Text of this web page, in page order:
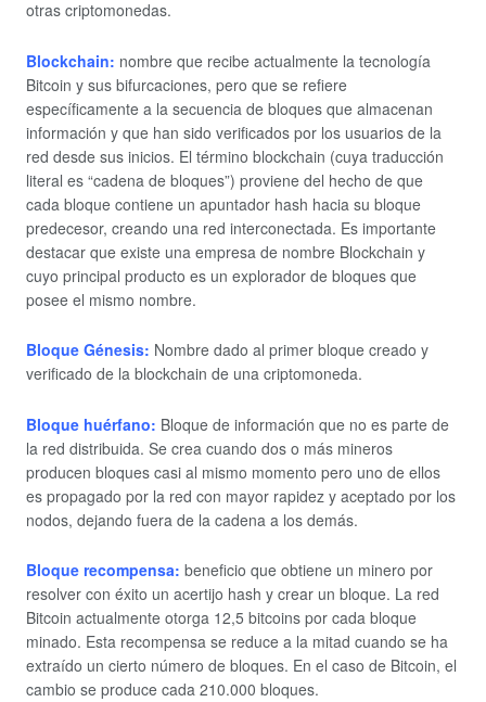
otras criptomonedas.
Blockchain: nombre que recibe actualmente la tecnología
Bitcoin y sus bifurcaciones, pero que se refiere
específicamente a la secuencia de bloques que almacenan
información y que han sido verificados por los usuarios de la
red desde sus inicios. El término blockchain (cuya traducción
literal es “cadena de bloques”) proviene del hecho de que
cada bloque contiene un apuntador hash hacia su bloque
predecesor, creando una red interconectada. Es importante
destacar que existe una empresa de nombre Blockchain y
cuyo principal producto es un explorador de bloques que
posee el mismo nombre.
Bloque Génesis: Nombre dado al primer bloque creado y
verificado de la blockchain de una criptomoneda.
Bloque huérfano: Bloque de información que no es parte de
la red distribuida. Se crea cuando dos o más mineros
producen bloques casi al mismo momento pero uno de ellos
es propagado por la red con mayor rapidez y aceptado por los
nodos, dejando fuera de la cadena a los demás.
Bloque recompensa: beneficio que obtiene un minero por
resolver con éxito un acertijo hash y crear un bloque. La red
Bitcoin actualmente otorga 12,5 bitcoins por cada bloque
minado. Esta recompensa se reduce a la mitad cuando se ha
extraído un cierto número de bloques. En el caso de Bitcoin, el
cambio se produce cada 210.000 bloques.